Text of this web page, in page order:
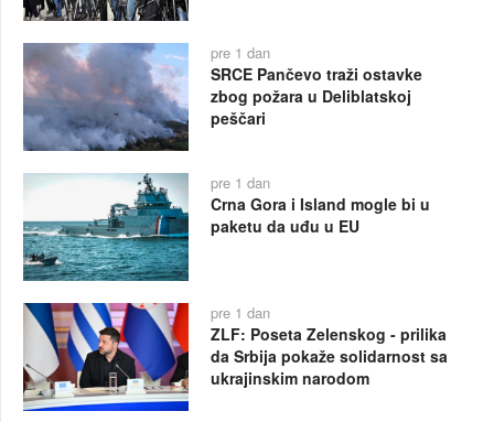
pre 1 dan
SRCE Pančevo traži ostavke
zbog požara u Deliblatskoj
peščari
pre 1 dan
Crna Gora i Island mogle bi u
paketu da uđu u EU
pre 1 dan
ZLF: Poseta Zelenskog - prilika
da Srbija pokaže solidarnost sa
ukrajinskim narodom